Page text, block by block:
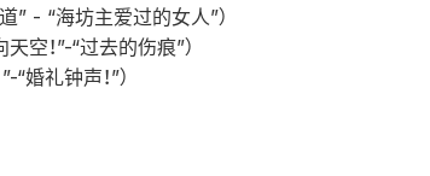
” - “海坊主爱过的女人”）
空！”-“过去的伤痕”）
婚礼钟声！”）